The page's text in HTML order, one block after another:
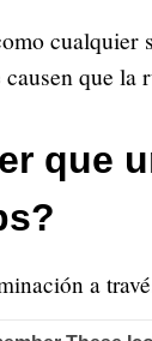
cualquier
que la
que
a